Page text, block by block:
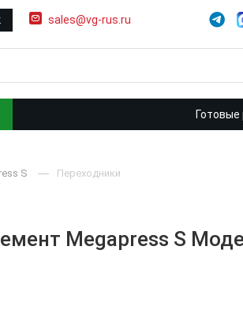
sales@vg-rus.ru
S Переходники
Megapress S